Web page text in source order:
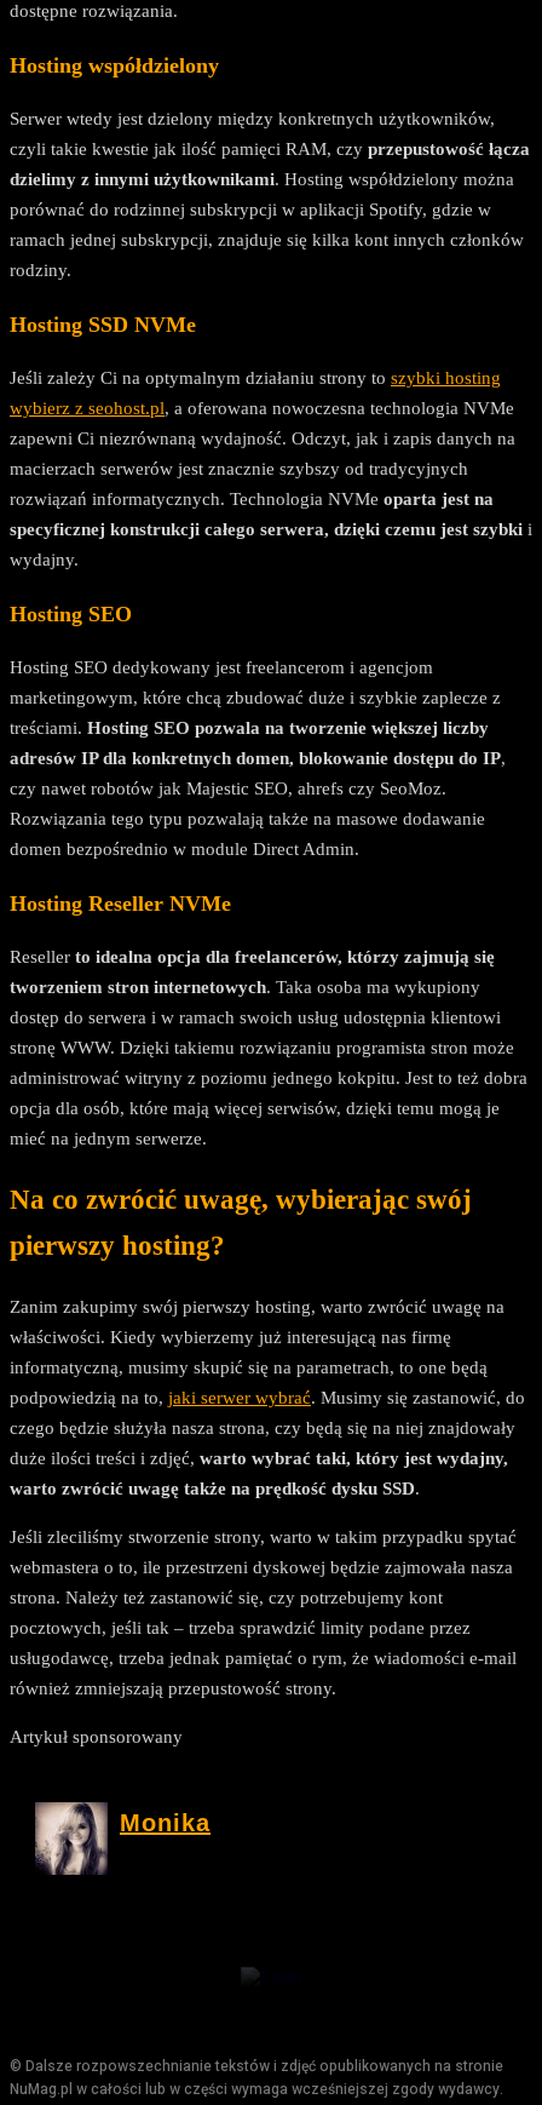
dostępne rozwiązania.
Hosting współdzielony
Serwer wtedy jest dzielony między konkretnych użytkowników,
czyli takie kwestie jak ilość pamięci RAM, czy przepustowość łącza
dzielimy z innymi użytkownikami. Hosting współdzielony można
porównać do rodzinnej subskrypcji w aplikacji Spotify, gdzie w
ramach jednej subskrypcji, znajduje się kilka kont innych członków
rodziny.
Hosting SSD NVMe
Jeśli zależy Ci na optymalnym działaniu strony to szybki hosting
wybierz z seohost.pl, a oferowana nowoczesna technologia NVMe
zapewni Ci niezrównaną wydajność. Odczyt, jak i zapis danych na
macierzach serwerów jest znacznie szybszy od tradycyjnych
rozwiązań informatycznych. Technologia NVMe oparta jest na
specyficznej konstrukcji całego serwera, dzięki czemu jest szybki i
wydajny.
Hosting SEO
Hosting SEO dedykowany jest freelancerom i agencjom
marketingowym, które chcą zbudować duże i szybkie zaplecze z
treściami. Hosting SEO pozwala na tworzenie większej liczby
adresów IP dla konkretnych domen, blokowanie dostępu do IP,
czy nawet robotów jak Majestic SEO, ahrefs czy SeoMoz.
Rozwiązania tego typu pozwalają także na masowe dodawanie
domen bezpośrednio w module Direct Admin.
Hosting Reseller NVMe
Reseller to idealna opcja dla freelancerów, którzy zajmują się
tworzeniem stron internetowych. Taka osoba ma wykupiony
dostęp do serwera i w ramach swoich usług udostępnia klientowi
stronę WWW. Dzięki takiemu rozwiązaniu programista stron może
administrować witryny z poziomu jednego kokpitu. Jest to też dobra
opcja dla osób, które mają więcej serwisów, dzięki temu mogą je
mieć na jednym serwerze.
Na co zwrócić uwagę, wybierając swój
pierwszy hosting?
Zanim zakupimy swój pierwszy hosting, warto zwrócić uwagę na
właściwości. Kiedy wybierzemy już interesującą nas firmę
informatyczną, musimy skupić się na parametrach, to one będą
podpowiedzią na to, jaki serwer wybrać. Musimy się zastanowić, do
czego będzie służyła nasza strona, czy będą się na niej znajdowały
duże ilości treści i zdjęć, warto wybrać taki, który jest wydajny,
warto zwrócić uwagę także na prędkość dysku SSD.
Jeśli zleciliśmy stworzenie strony, warto w takim przypadku spytać
webmastera o to, ile przestrzeni dyskowej będzie zajmowała nasza
strona. Należy też zastanowić się, czy potrzebujemy kont
pocztowych, jeśli tak – trzeba sprawdzić limity podane przez
usługodawcę, trzeba jednak pamiętać o rym, że wiadomości e-mail
również zmniejszają przepustowość strony.
Artykuł sponsorowany
Monika
© Dalsze rozpowszechnianie tekstów i zdjęć opublikowanych na stronie
NuMag.pl w całości lub w części wymaga wcześniejszej zgody wydawcy.